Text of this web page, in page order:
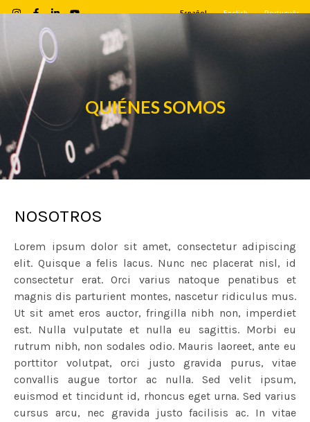
Español English Português
QUIÉNES SOMOS
NOSOTROS
Lorem ipsum dolor sit amet, consectetur adipiscing
elit. Quisque a felis lacus. Nunc nec placerat nisl, id
consectetur erat. Orci varius natoque penatibus et
magnis dis parturient montes, nascetur ridiculus mus.
Ut sit amet eros auctor, fringilla nibh non, imperdiet
est. Nulla vulputate et nulla eu sagittis. Morbi eu
rutrum nibh, non sodales odio. Mauris laoreet, ante eu
porttitor volutpat, orci justo gravida purus, vitae
convallis augue tortor ac nulla. Sed velit ipsum,
euismod et tincidunt id, rhoncus eget urna. Sed varius
cursus arcu, nec gravida justo facilisis ac. In vitae